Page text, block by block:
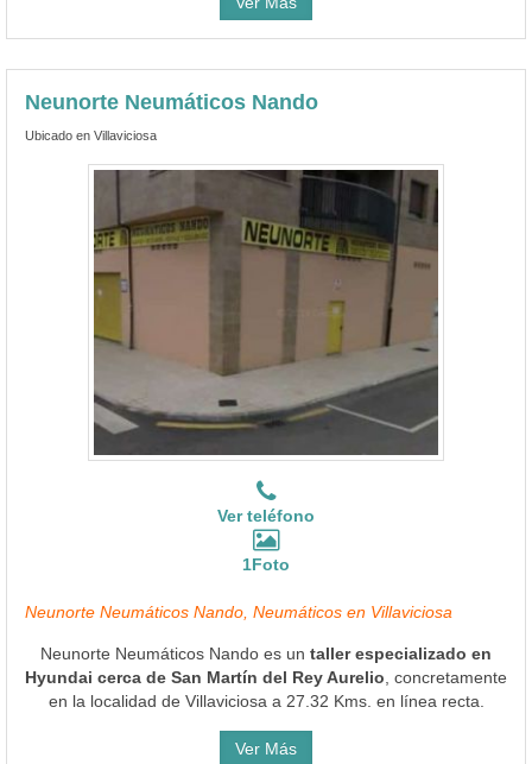
Neunorte Neumáticos Nando
Ubicado en Villaviciosa
Ver teléfono
1Foto
Neunorte Neumáticos Nando, Neumáticos en Villaviciosa
Neunorte Neumáticos Nando es un taller especializado en
Hyundai cerca de San Martín del Rey Aurelio , concretamente
en la localidad de Villaviciosa a 27.32 Kms. en línea recta.
Ver Más